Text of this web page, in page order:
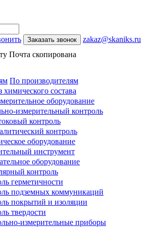
Заказать звонок
zakaz@skaniks.ru
Почта скопирована
По производителям
химического состава
оборудование
измерительный контроль
контроль
контроль
оборудование
инструмент
оборудование
контроль
герметичности
подземных коммуникаций
покрытий и изоляции
твердости
измерительные приборы